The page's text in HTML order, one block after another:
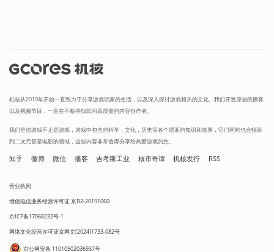
机核从2010年开始一直致力于分享游戏玩家的生活，以及深入探讨游戏相关的文化。我们开发原创的播客
以及视频节目，一直在不断寻找民间高质量的内容创作者。
我们坚信游戏不止是游戏，游戏中包含的科学，文化，历史等各个层面的知识和故事，它们同时也会辐射
到二次元甚至电影的领域，这些内容非常值得分享给热爱游戏的您。
知乎 微博 微信 播客 吉考斯工业 核市奇谭 机核发行 RSS
营业执照
增值电信业务经营许可证 京B2-20191060
京ICP备17068232号-1
网络文化经营许可证京网文[2024]1733-082号
京公网安备 11010502036937号